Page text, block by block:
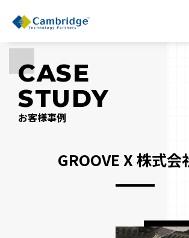
CASE
STUDY
お客様事例
GROOVE X 株式会